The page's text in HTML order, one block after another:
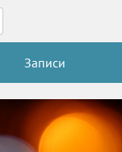
Записи